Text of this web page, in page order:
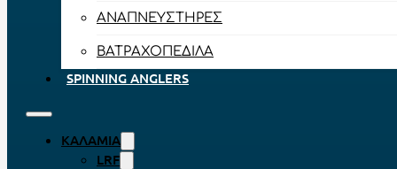
ΑΝΑΠΝΕΥΣΤΉΡΕΣ
ΒΑΤΡΑΧΟΠΈΔΙΛΑ
SPINNING ANGLERS
ΚΑΛΆΜΙΑ
LRF